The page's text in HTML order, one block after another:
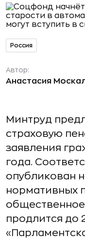
Россия
Автор:
Анастасия
Минтруд
страховую
заявления
года.
опубликован
нормативных
продлится до